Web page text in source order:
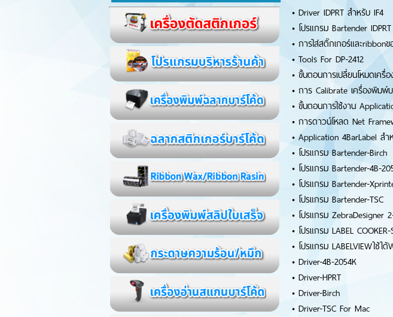
• Driver IDPRT สำหรับ IF4
• โปรแกรม Bartender
• การใส่สติ๊กเกอร์และribbon
• Tools For DP-2412
• ขั้นตอนการเปลี่ยนโหมดเครื่
• การ Calibrate เครื่องพิมพ์
• ขั้นตอนการใช้งาน
• การดาวน์โหลด Net
• Application 4BarLabel ส
• โปรแกรม Bartender-Birch
• โปรแกรม Bartender-4B-
• โปรแกรม Bartender-
• โปรแกรม Bartender-TSC
• โปรแกรม ZebraDesigner
• โปรแกรม LABEL
• โปรแกรม LABELVIEWใช้ได้
• Driver-4B-2054K
• Driver-HPRT
• Driver-Birch
• Driver-TSC For Mac